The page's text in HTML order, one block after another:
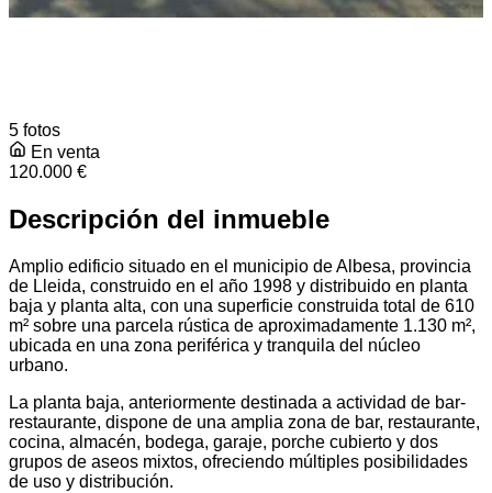
5 fotos
En venta
120.000 €
Descripción del inmueble
Amplio edificio situado en el municipio de Albesa, provincia
de Lleida, construido en el año 1998 y distribuido en planta
baja y planta alta, con una superficie construida total de 610
m² sobre una parcela rústica de aproximadamente 1.130 m²,
ubicada en una zona periférica y tranquila del núcleo
urbano.
La planta baja, anteriormente destinada a actividad de bar-
restaurante, dispone de una amplia zona de bar, restaurante,
cocina, almacén, bodega, garaje, porche cubierto y dos
grupos de aseos mixtos, ofreciendo múltiples posibilidades
de uso y distribución.